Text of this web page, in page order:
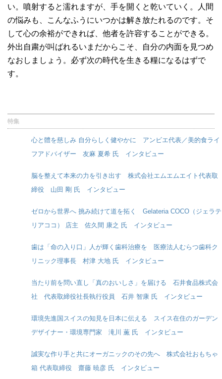
い。噴射すると濡れますが、手を開くと乾いていく。人間
の悩みも、こんなふうにいつかは解き放たれるのです。そ
して心の余裕ができれば、他者を許容することができる。
外出自粛が叫ばれるいまだからこそ、自分の内面を見つめ
なおしましょう。必ず次の時代を生きる糧になるはずで
す。
特集
心と體を慈しみ 自分らしく健やかに アンビエ代表／美的食ライ
フアドバイザー 友麻 夏希 氏 インタビュー
脳を整えて本来の力を引き出す 株式会社エムエムエイト代表取
締役 山田 剛 氏 インタビュー
ゼロから世界へ 挑み続けて道を拓く Gelateria COCO（ジェラテ
リアココ） 店主 佐久間 康之 氏 インタビュー
歯は「命の入り口」人が輝く歯科治療を 医療法人むらつ歯科ク
リニック理事長 村津 大地 氏 インタビュー
当たり前を問い直し「真のおいしさ」を届ける 石井食品株式会
社 代表取締役社長執行役員 石井 智康 氏 インタビュー
環境先進国スイスの知見を日本に伝える スイス在住のガーデン
デザイナー・環境専門家 滝川 薫 氏 インタビュー
誠実な作り手と共にオーガニックのその先へ 株式会社おもちゃ
箱 代表取締役 齋藤 暁彦 氏 インタビュー